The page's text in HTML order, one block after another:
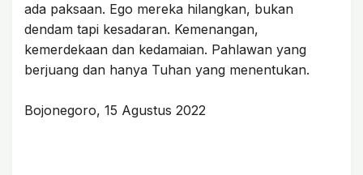
ada paksaan. Ego mereka hilangkan, bukan
dendam tapi kesadaran. Kemenangan,
kemerdekaan dan kedamaian. Pahlawan yang
berjuang dan hanya Tuhan yang menentukan.
Bojonegoro, 15 Agustus 2022